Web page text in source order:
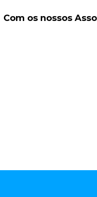
Com os nossos